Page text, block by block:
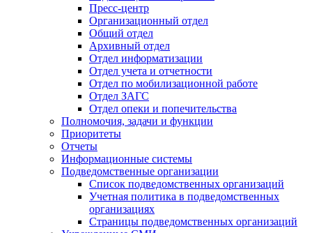
Пресс-центр
Организационный отдел
Общий отдел
Архивный отдел
Отдел информатизации
Отдел учета и отчетности
Отдел по мобилизационной работе
Отдел ЗАГС
Отдел опеки и попечительства
Полномочия, задачи и функции
Приоритеты
Отчеты
Информационные системы
Подведомственные организации
Список подведомственных организаций
Учетная политика в подведомственных
организациях
Страницы подведомственных организаций